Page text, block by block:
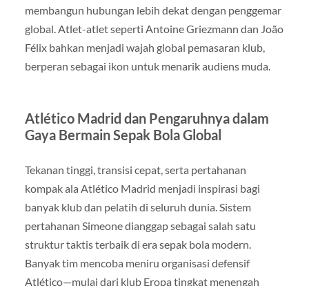
membangun hubungan lebih dekat dengan penggemar
global. Atlet-atlet seperti Antoine Griezmann dan João
Félix bahkan menjadi wajah global pemasaran klub,
berperan sebagai ikon untuk menarik audiens muda.
Atlético Madrid dan Pengaruhnya dalam
Gaya Bermain Sepak Bola Global
Tekanan tinggi, transisi cepat, serta pertahanan
kompak ala Atlético Madrid menjadi inspirasi bagi
banyak klub dan pelatih di seluruh dunia. Sistem
pertahanan Simeone dianggap sebagai salah satu
struktur taktis terbaik di era sepak bola modern.
Banyak tim mencoba meniru organisasi defensif
Atlético—mulai dari klub Eropa tingkat menengah